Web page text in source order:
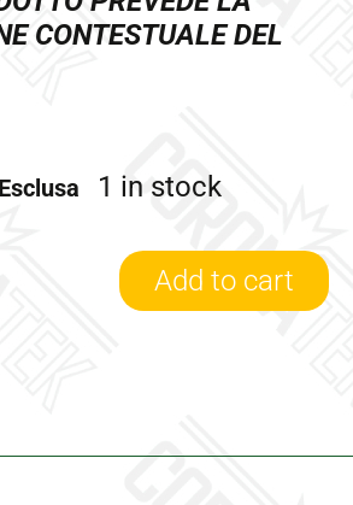
CONTESTUALE DEL
1 in stock
Garrett
Add to cart